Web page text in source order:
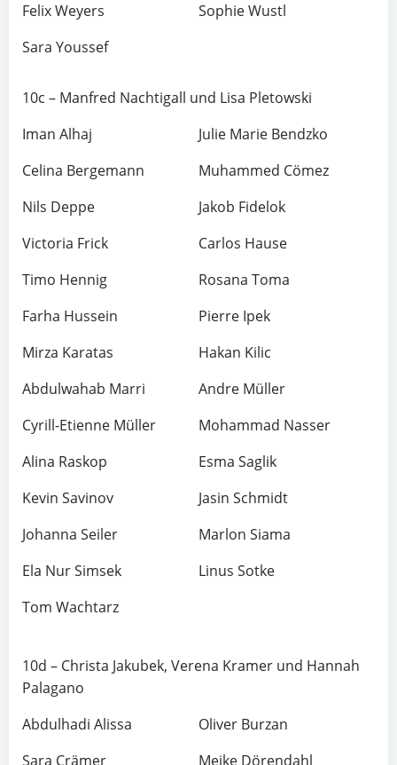
Felix Weyers
Sophie Wustl
Sara Youssef
10c – Manfred Nachtigall und Lisa Pletowski
Iman Alhaj
Julie Marie Bendzko
Celina Bergemann
Muhammed Cömez
Nils Deppe
Jakob Fidelok
Victoria Frick
Carlos Hause
Timo Hennig
Rosana Toma
Farha Hussein
Pierre Ipek
Mirza Karatas
Hakan Kilic
Abdulwahab Marri
Andre Müller
Cyrill-Etienne Müller
Mohammad Nasser
Alina Raskop
Esma Saglik
Kevin Savinov
Jasin Schmidt
Johanna Seiler
Marlon Siama
Ela Nur Simsek
Linus Sotke
Tom Wachtarz
10d – Christa Jakubek, Verena Kramer und Hannah
Palagano
Abdulhadi Alissa
Oliver Burzan
Sara Crämer
Meike Dörendahl